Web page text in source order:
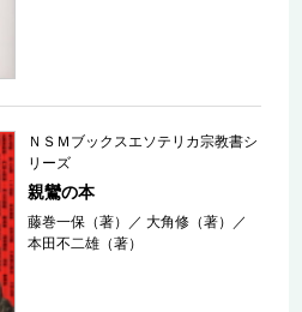
ＮＳＭブックスエソテリカ宗教書シ
リーズ
親鸞の本
藤巻一保（著） ／大角修（著）
／
本田不二雄（著）